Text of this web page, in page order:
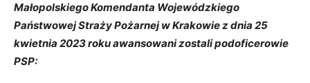
Małopolskiego Komendanta Wojewódzkiego
Państwowej Straży Pożarnej w Krakowie z dnia 25
kwietnia 2023 roku awansowani zostali podoficerowie
PSP: